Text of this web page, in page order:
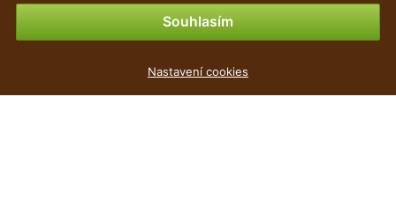
Možnosti platby
Souhlasím
Nastavení cookies